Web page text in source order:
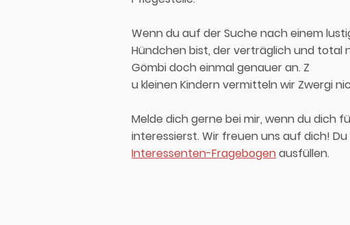
Wenn du auf der Suche nach einem
Hündchen bist, der verträglich und total
Gömbi doch einmal genauer an. Z
u kleinen Kindern vermitteln wir Zwergi
Melde dich gerne bei mir, wenn du dich
interessierst. Wir freuen uns auf dich!
Interessenten-Fragebogenausfüllen.